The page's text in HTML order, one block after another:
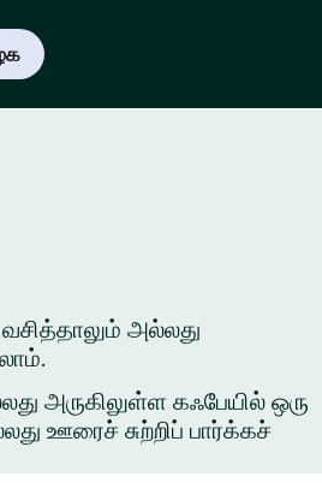
அல்லது
அருகிலுள்ள கஃபேயில் ஒரு
ஊரைச் சுற்றிப் பார்க்கச்